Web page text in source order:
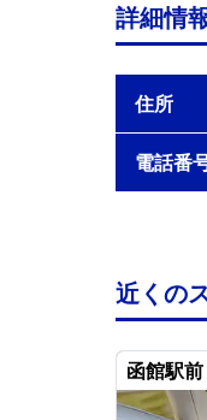
詳細情
住所
電話番
近くの
函館駅